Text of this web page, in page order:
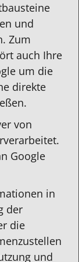
und
Zum
auch Ihre
um die
direkte
von
Google
in
der
die
und